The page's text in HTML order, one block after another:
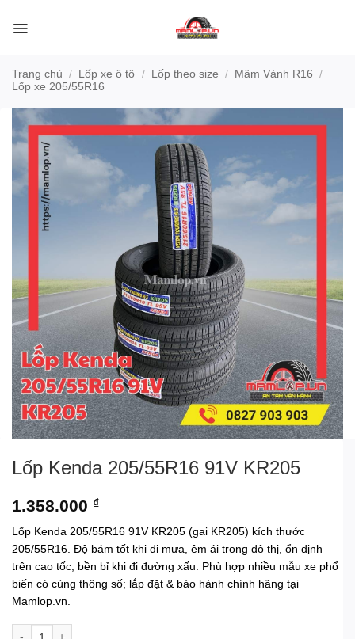
qua
Trang chủ / Lốp xe ô tô / Lốp theo size / Mâm Vành R16 /
Lốp xe 205/55R16
Lốp Kenda 205/55R16 91V KR205
1.358.000 ₫
Lốp Kenda 205/55R16 91V KR205 (gai KR205) kích thước
205/55R16. Độ bám tốt khi đi mưa, êm ái trong đô thị, ổn định
trên cao tốc, bền bỉ khi đi đường xấu. Phù hợp nhiều mẫu xe phổ
biến có cùng thông số; lắp đặt & bảo hành chính hãng tại
Mamlop.vn.